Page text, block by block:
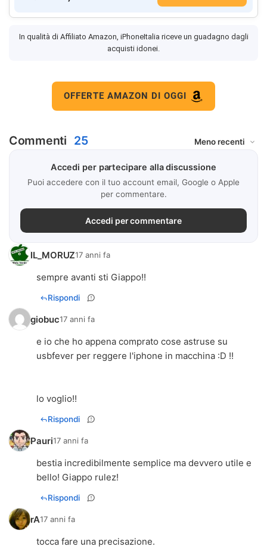
In qualità di Affiliato Amazon, iPhoneItalia riceve un guadagno dagli
acquisti idonei.
OFFERTE AMAZON DI OGGI
Commenti 25
Accedi per partecipare alla discussione
Puoi accedere con il tuo account email, Google o Apple
per commentare.
Accedi per commentare
IL_MORUZ17 anni fa
sempre avanti sti Giappo!!
Rispondi
giobuc17 anni fa
e io che ho appena comprato cose astruse su
usbfever per reggere l'iphone in macchina :D !!
lo voglio!!
Rispondi
Pauri17 anni fa
bestia incredibilmente semplice ma devvero utile e
bello! Giappo rulez!
Rispondi
rA17 anni fa
tocca fare una precisazione.